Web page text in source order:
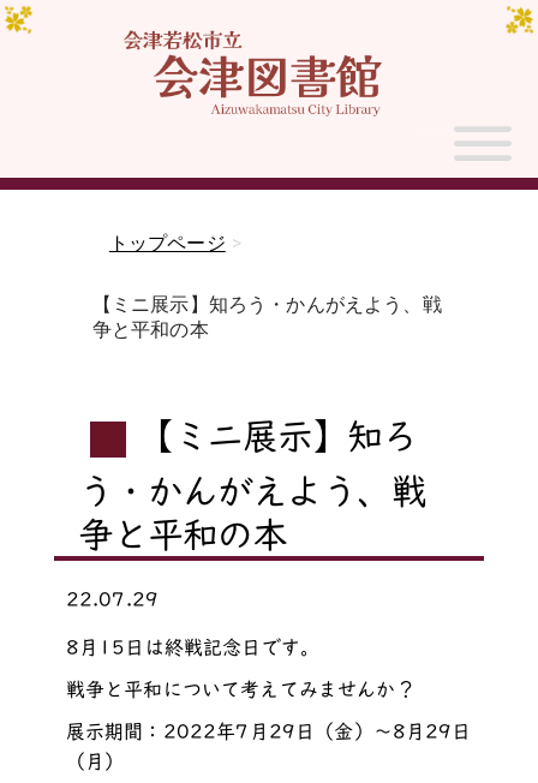
トップページ >
【ミニ展示】知ろう・かんがえよう、戦
争と平和の本
【ミニ展示】知ろ
う・かんがえよう、戦
争と平和の本
22.07.29
8月15日は終戦記念日です。
戦争と平和について考えてみませんか？
展示期間：2022年7月29日（金）～8月29日
（月）